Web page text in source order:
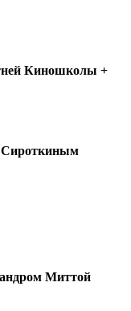
Киношколы +
Сироткиным
Миттой